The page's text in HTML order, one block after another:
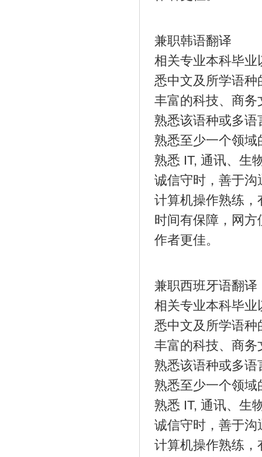
兼职韩语翻译
相关专业本科毕
悉中文及所学语种
丰富的科技、商务
熟悉该语种或多
熟悉至少一个领域
熟悉 IT, 通讯、生
诚信守时，善于
计算机操作熟练，
时间有保障，网
作者更佳。
兼职西班牙语翻译
相关专业本科毕
悉中文及所学语种
丰富的科技、商务
熟悉该语种或多
熟悉至少一个领域
熟悉 IT, 通讯、生
诚信守时，善于
计算机操作熟练，